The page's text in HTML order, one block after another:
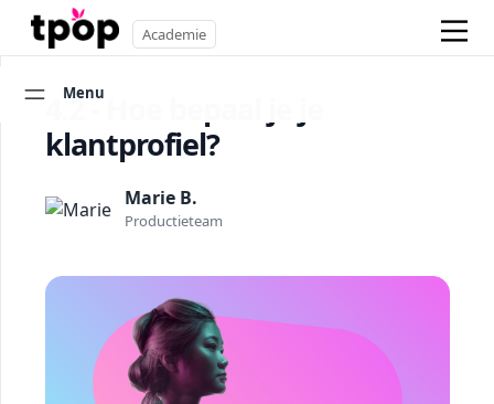
Academie
Menu
4.2 - Hoe bepaal je je
klantprofiel?
Marie B.
Productieteam